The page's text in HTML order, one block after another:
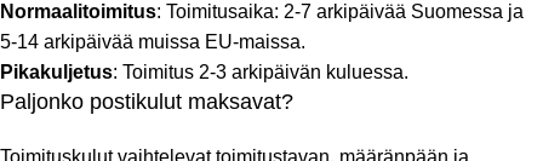
Normaalitoimitus: Toimitusaika: 2-7 arkipäivää Suomessa ja
5-14 arkipäivää muissa EU-maissa.
Pikakuljetus: Toimitus 2-3 arkipäivän kuluessa.
Paljonko postikulut maksavat?